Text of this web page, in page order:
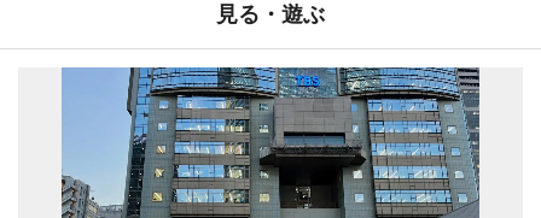
見る・遊ぶ